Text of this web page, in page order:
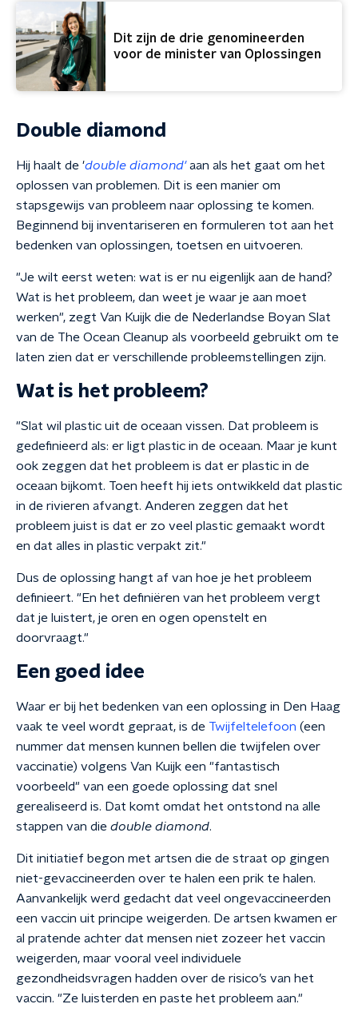
Dit zijn de drie genomineerden
voor de minister van Oplossingen
Double diamond
Hij haalt de 'double diamond'aan als het gaat om het
oplossen van problemen. Dit is een manier om
stapsgewijs van probleem naar oplossing te komen.
Beginnend bij inventariseren en formuleren tot aan het
bedenken van oplossingen, toetsen en uitvoeren.
"Je wilt eerst weten: wat is er nu eigenlijk aan de hand?
Wat is het probleem, dan weet je waar je aan moet
werken", zegt Van Kuijk die de Nederlandse Boyan Slat
van de The Ocean Cleanup als voorbeeld gebruikt om te
laten zien dat er verschillende probleemstellingen zijn.
Wat is het probleem?
"Slat wil plastic uit de oceaan vissen. Dat probleem is
gedefinieerd als: er ligt plastic in de oceaan. Maar je kunt
ook zeggen dat het probleem is dat er plastic in de
oceaan bijkomt. Toen heeft hij iets ontwikkeld dat plastic
in de rivieren afvangt. Anderen zeggen dat het
probleem juist is dat er zo veel plastic gemaakt wordt
en dat alles in plastic verpakt zit."
Dus de oplossing hangt af van hoe je het probleem
definieert. "En het definiëren van het probleem vergt
dat je luistert, je oren en ogen openstelt en
doorvraagt."
Een goed idee
Waar er bij het bedenken van een oplossing in Den Haag
vaak te veel wordt gepraat, is de Twijfeltelefoon (een
nummer dat mensen kunnen bellen die twijfelen over
vaccinatie) volgens Van Kuijk een "fantastisch
voorbeeld" van een goede oplossing dat snel
gerealiseerd is. Dat komt omdat het ontstond na alle
stappen van die double diamond.
Dit initiatief begon met artsen die de straat op gingen
niet-gevaccineerden over te halen een prik te halen.
Aanvankelijk werd gedacht dat veel ongevaccineerden
een vaccin uit principe weigerden. De artsen kwamen er
al pratende achter dat mensen niet zozeer het vaccin
weigerden, maar vooral veel individuele
gezondheidsvragen hadden over de risico’s van het
vaccin. "Ze luisterden en paste het probleem aan."